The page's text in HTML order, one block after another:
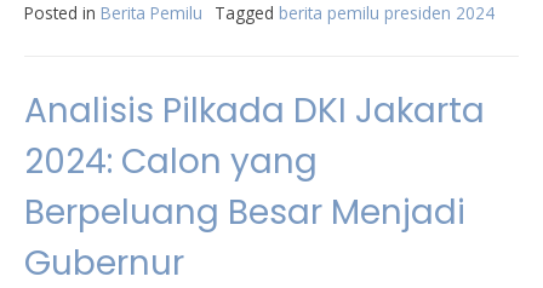
Posted in Berita Pemilu Tagged berita pemilu presiden 2024
Analisis Pilkada DKI Jakarta
2024: Calon yang
Berpeluang Besar Menjadi
Gubernur